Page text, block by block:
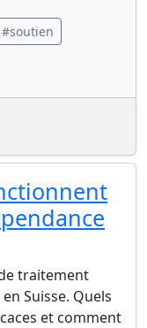
#soutien
traitement
Suisse. Quels
et comment